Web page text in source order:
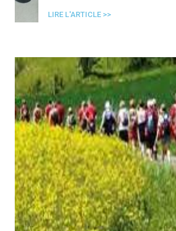
LIRE L'ARTICLE >>